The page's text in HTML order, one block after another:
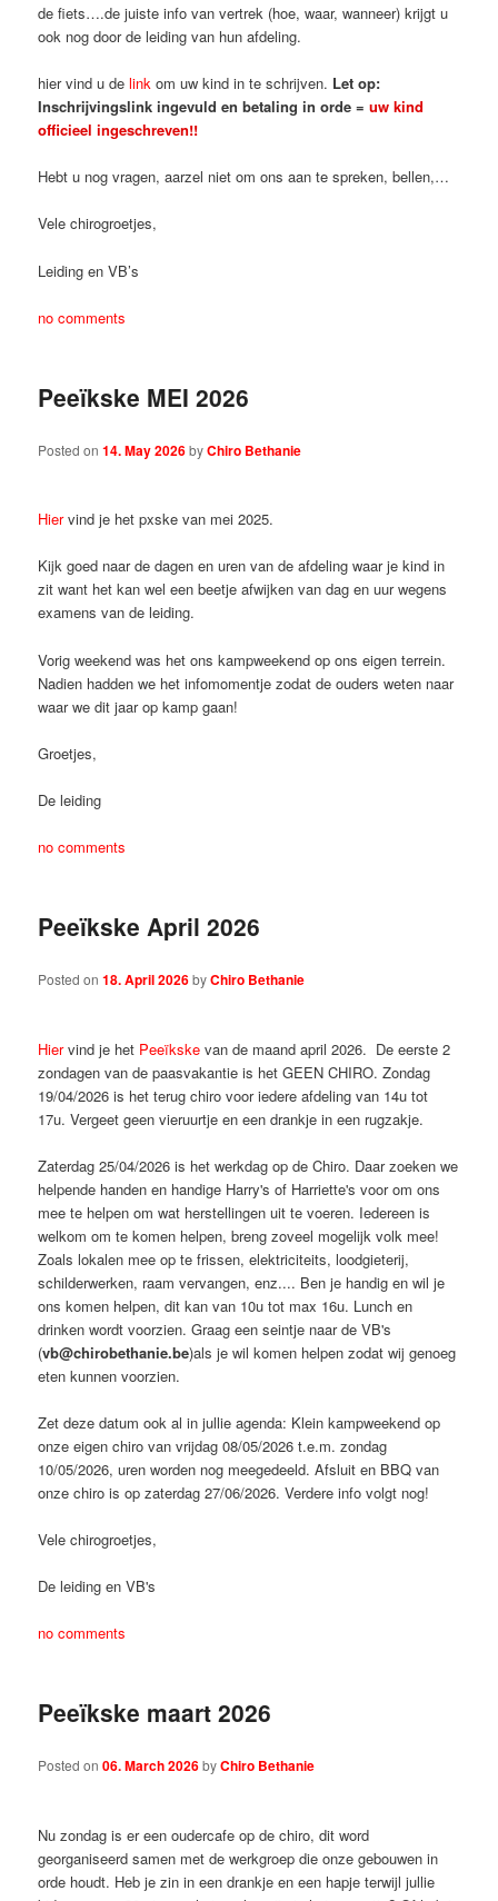
de fiets….de juiste info van vertrek (hoe, waar, wanneer) krijgt u
ook nog door de leiding van hun afdeling.
hier vind u delink om uw kind in te schrijven. Let op:
Inschrijvingslink ingevuld en betaling in orde =uw kind
officieel ingeschreven!!
Hebt u nog vragen, aarzel niet om ons aan te spreken, bellen,…
Vele chirogroetjes,
Leiding en VB’s
no comments
Peeïkske MEI 2026
Posted on14. May 2026byChiro Bethanie
Hiervind je het pxske van mei 2025.
Kijk goed naar de dagen en uren van de afdeling waar je kind in
zit want het kan wel een beetje afwijken van dag en uur wegens
examens van de leiding.
Vorig weekend was het ons kampweekend op ons eigen terrein.
Nadien hadden we het infomomentje zodat de ouders weten naar
waar we dit jaar op kamp gaan!
Groetjes,
De leiding
no comments
Peeïkske April 2026
Posted on18. April 2026byChiro Bethanie
Hiervind je het Peeïkske van de maand april 2026. De eerste 2
zondagen van de paasvakantie is het GEEN CHIRO. Zondag
19/04/2026 is het terug chiro voor iedere afdeling van 14u tot
17u. Vergeet geen vieruurtje en een drankje in een rugzakje.
Zaterdag 25/04/2026 is het werkdag op de Chiro. Daar zoeken we
helpende handen en handige Harry's of Harriette's voor om ons
mee te helpen om wat herstellingen uit te voeren. Iedereen is
welkom om te komen helpen, breng zoveel mogelijk volk mee!
Zoals lokalen mee op te frissen, elektriciteits, loodgieterij,
schilderwerken, raam vervangen, enz.... Ben je handig en wil je
ons komen helpen, dit kan van 10u tot max 16u. Lunch en
drinken wordt voorzien. Graag een seintje naar de VB's
(vb@chirobethanie.be)als je wil komen helpen zodat wij genoeg
eten kunnen voorzien.
Zet deze datum ook al in jullie agenda: Klein kampweekend op
onze eigen chiro van vrijdag 08/05/2026 t.e.m. zondag
10/05/2026, uren worden nog meegedeeld. Afsluit en BBQ van
onze chiro is op zaterdag 27/06/2026. Verdere info volgt nog!
Vele chirogroetjes,
De leiding en VB's
no comments
Peeïkske maart 2026
Posted on06. March 2026byChiro Bethanie
Nu zondag is er een oudercafe op de chiro, dit word
georganiseerd samen met de werkgroep die onze gebouwen in
orde houdt. Heb je zin in een drankje en een hapje terwijl jullie